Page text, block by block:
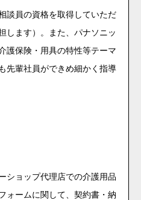
談員の資格を取得していただ
します）。また、パナソニッ
護保険・用具の特性等テーマ
先輩社員ができめ細かく指導
ショップ代理店での介護用品
ォームに関して、契約書・納